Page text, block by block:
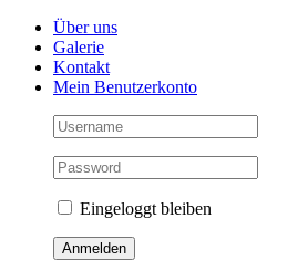
Skip
content
Facebook
Instagram
YouTubeÜber uns
Galerie
Kontakt
Mein Benutzerkonto
Eingeloggt bleiben